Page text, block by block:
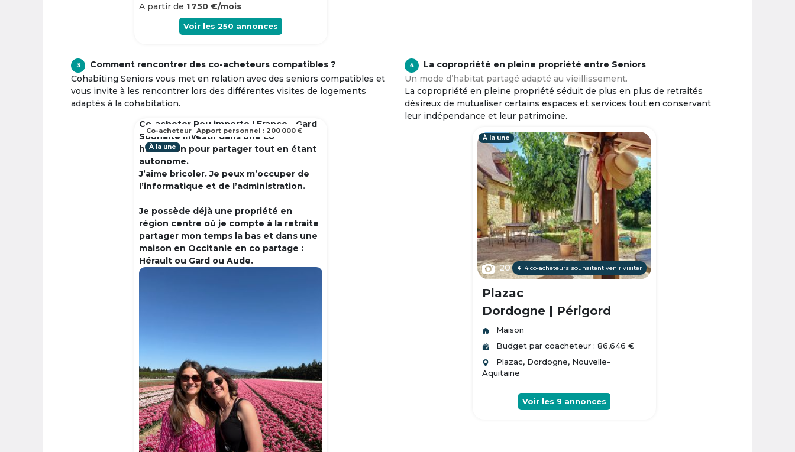
A partir de 1 750 €/mois
Voir les 250 annonces
3
Comment rencontrer des co-acheteurs compatibles ?
Cohabiting Seniors vous met en relation avec des seniors compatibles et
vous invite à les rencontrer lors des différentes visites de logements
adaptés à la cohabitation.
Co-acheter Peu importe | France - Gard
Souhaite investir dans une co
habitation pour partager tout en étant
autonome.
J’aime bricoler. Je peux m’occuper de
l’informatique et de l’administration.
Je possède déjà une propriété en
région centre où je compte à la retraite
partager mon temps la bas et dans une
maison en Occitanie en co partage :
Hérault ou Gard ou Aude.
À la une
Co-acheteur Apport personnel : 200 000 €
4
La copropriété en pleine propriété entre Seniors
Un mode d’habitat partagé adapté au vieillissement.
La copropriété en pleine propriété séduit de plus en plus de retraités
désireux de mutualiser certains espaces et services tout en conservant
leur indépendance et leur patrimoine.
À la une
20 4 co-acheteurs souhaitent venir visiter
Plazac
Dordogne | Périgord
Maison
Budget par coacheteur : 86,646 €
Plazac, Dordogne, Nouvelle-
Aquitaine
Voir les 9 annonces